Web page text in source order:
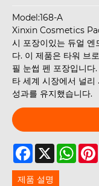
Model:168-A
Xinxin Cosmetics
시 포장이있는 듀얼 엔
다. 이 제품은 타워 브
필 눈썹 펜 포장입니다
타 세계 시장에서 널
성과를 유지했습니다.
Facebook
X
제품 설명